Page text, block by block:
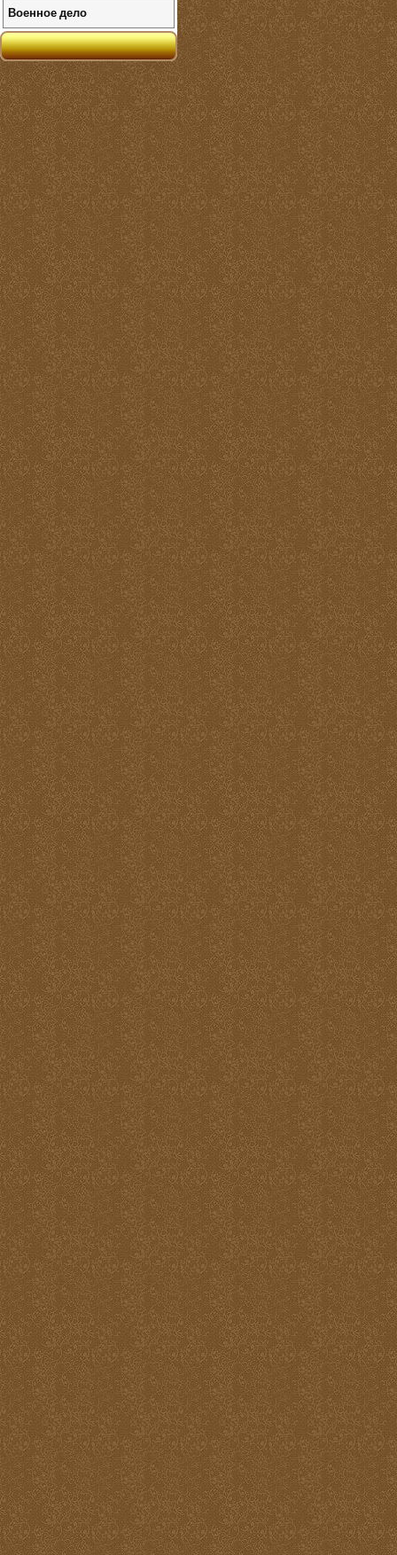
Военное дело